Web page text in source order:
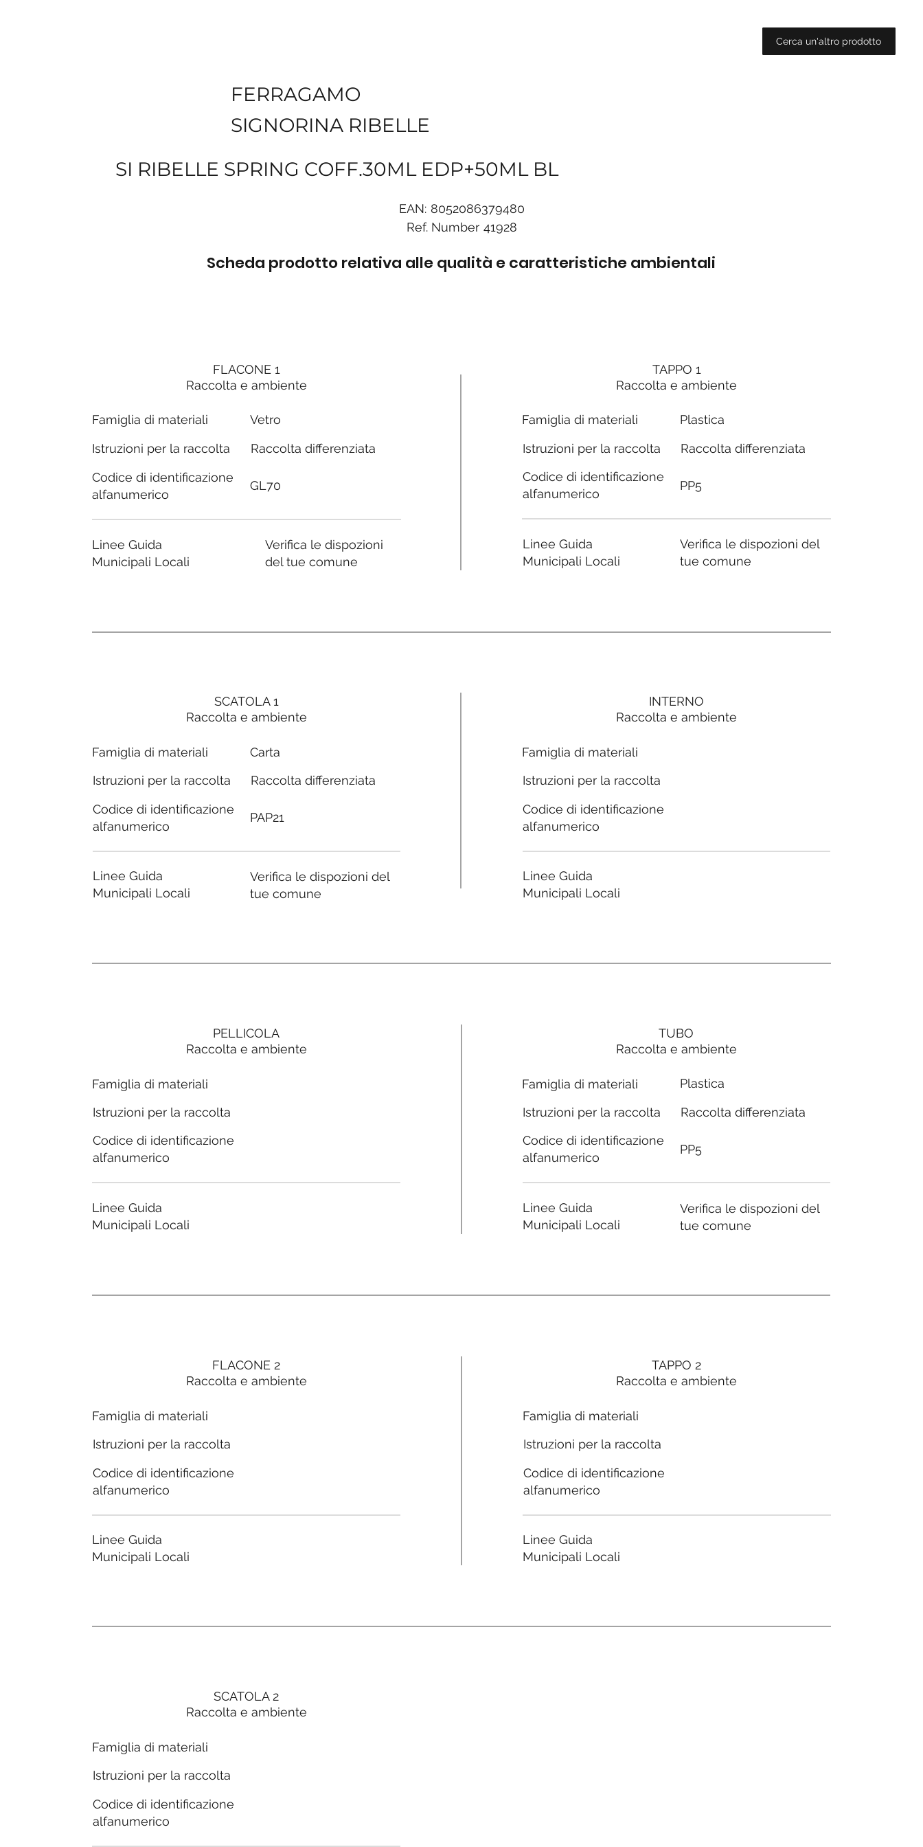
Cerca un'altro prodotto
FERRAGAMO
SIGNORINA RIBELLE
SI RIBELLE SPRING COFF.30ML EDP+50ML BL
EAN: 8052086379480
Ref. Number 41928
Scheda prodotto relativa alle qualità e caratteristiche ambientali
FLACONE 1
Raccolta e ambiente
Famiglia di materiali
Istruzioni per la raccolta
Codice di identificazione
alfanumerico
Linee Guida
Municipali Locali
Vetro
Raccolta differenziata
GL70
Verifica le dispozioni
del tue comune
SCATOLA 1
Raccolta e ambiente
Famiglia di materiali
Istruzioni per la raccolta
Codice di identificazione
alfanumerico
Linee Guida
Municipali Locali
Carta
Raccolta differenziata
PAP21
Verifica le dispozioni del
tue comune
PELLICOLA
Raccolta e ambiente
Famiglia di materiali
Istruzioni per la raccolta
Codice di identificazione
alfanumerico
Linee Guida
Municipali Locali
FLACONE 2
Raccolta e ambiente
Famiglia di materiali
Istruzioni per la raccolta
Codice di identificazione
alfanumerico
Linee Guida
Municipali Locali
SCATOLA 2
Raccolta e ambiente
Famiglia di materiali
Istruzioni per la raccolta
Codice di identificazione
alfanumerico
TAPPO 1
Raccolta e ambiente
Famiglia di materiali
Istruzioni per la raccolta
Codice di identificazione
alfanumerico
Linee Guida
Municipali Locali
Plastica
Raccolta differenziata
PP5
Verifica le dispozioni del
tue comune
INTERNO
Raccolta e ambiente
Famiglia di materiali
Istruzioni per la raccolta
Codice di identificazione
alfanumerico
Linee Guida
Municipali Locali
TUBO
Raccolta e ambiente
Famiglia di materiali
Istruzioni per la raccolta
Codice di identificazione
alfanumerico
Linee Guida
Municipali Locali
Plastica
Raccolta differenziata
PP5
Verifica le dispozioni del
tue comune
TAPPO 2
Raccolta e ambiente
Famiglia di materiali
Istruzioni per la raccolta
Codice di identificazione
alfanumerico
Linee Guida
Municipali Locali